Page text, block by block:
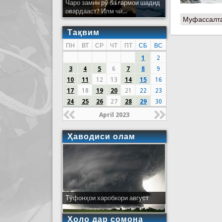
Чаро замин рӯ ба гармои шадид
овардааст? Илм чӣ...
Тақвим
ПН ВТ СР ЧТ ПТ СБ
ВС
1
2
3
4 5 6 7 8
9
10
11 12 13 14 15
16
17
18 19 20 21 22
23
24
25 26 27 28 29 30
April 2023
Ҳаводиси олам
Тӯфонҳои харобкори август
Ҳоло дар сомона